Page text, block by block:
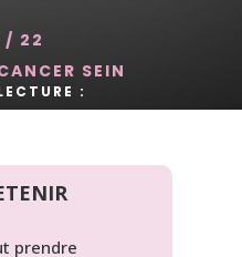
/ 22
SEIN
:
prendre